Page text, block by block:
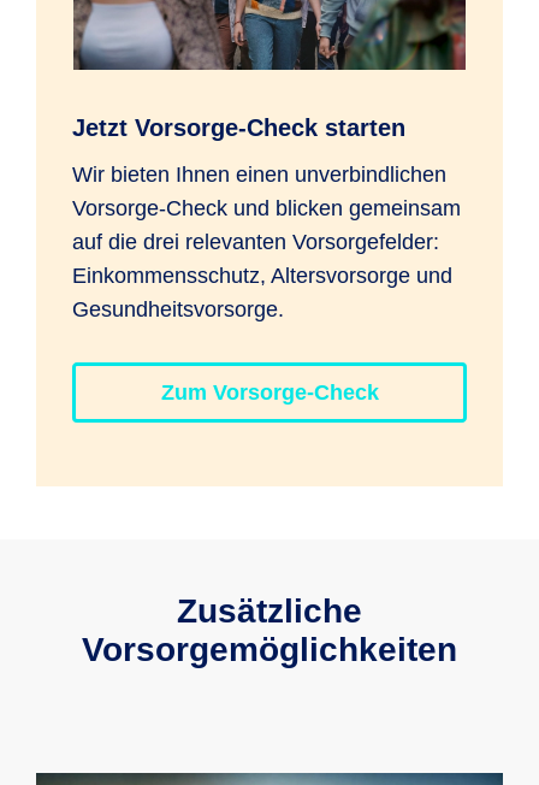
Jetzt Vorsorge-Check starten
Wir bieten Ihnen einen unverbindlichen
Vorsorge-Check und blicken gemeinsam
auf die drei relevanten Vorsorgefelder:
Einkommensschutz, Altersvorsorge und
Gesundheitsvorsorge.
Zum Vorsorge-Check
Zusätzliche
Vorsorgemöglichkeiten